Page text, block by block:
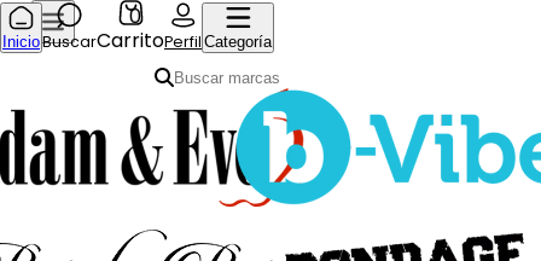
InicioBuscar
0
CarritoPerfil Categoría